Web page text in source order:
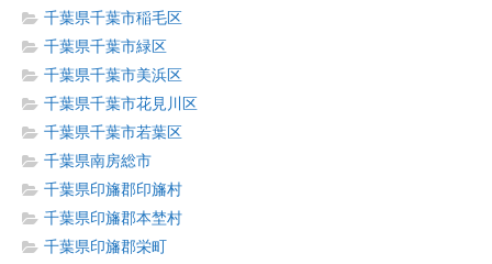
千葉県千葉市稲毛区
千葉県千葉市緑区
千葉県千葉市美浜区
千葉県千葉市花見川区
千葉県千葉市若葉区
千葉県南房総市
千葉県印旛郡印旛村
千葉県印旛郡本埜村
千葉県印旛郡栄町